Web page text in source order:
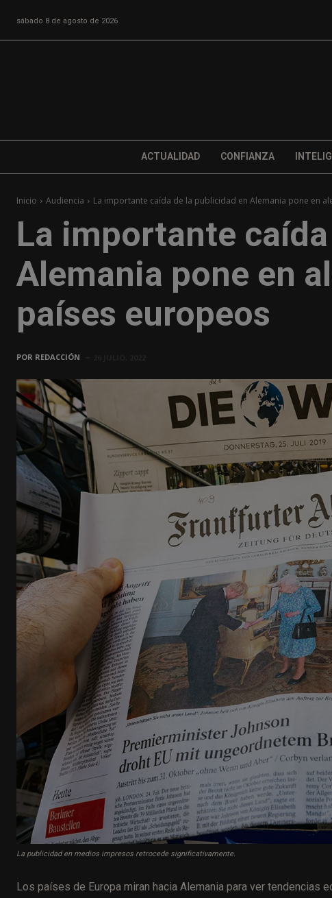
sábado 8 de agosto de 2026
ACTUALIDAD CONFIANZA
Inicio Audiencia La importante caída de la publicidad en Alemania pone en
La importante
Alemania pone en
países europeos
POR REDACCIÓN
La publicidad en medios impresos retrocede significativamente.
Los países de Europa miran hacia Alemania para ver tendencias